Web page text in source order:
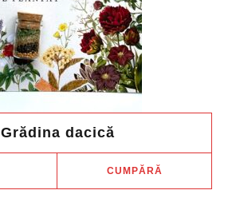
Grădina dacică
CUMPĂRĂ